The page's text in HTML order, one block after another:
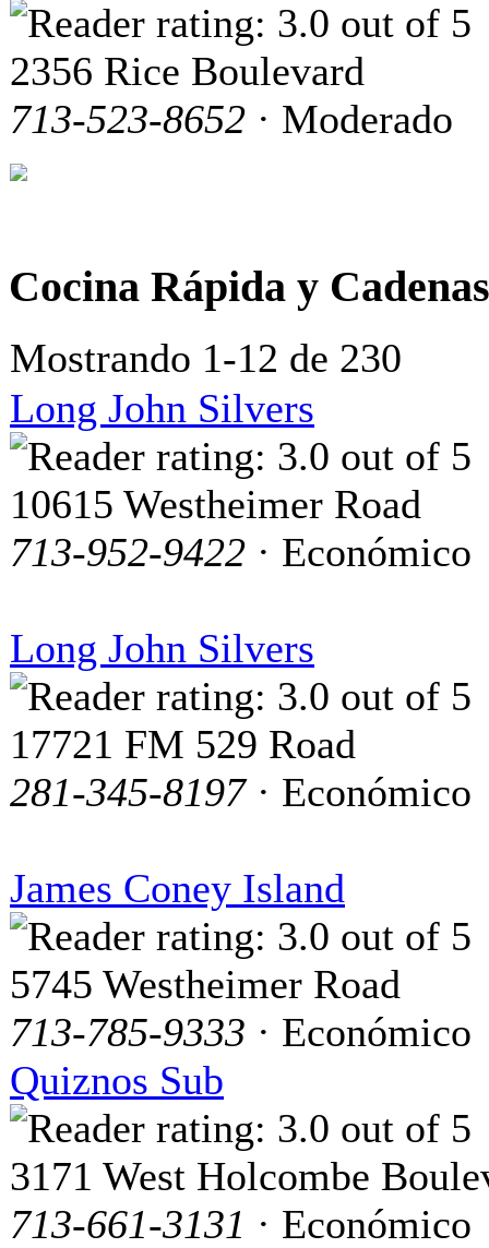
2356 Rice Boulevard
713-523-8652 · Moderado
Cocina Rápida y
Mostrando 1-12 de 230
Long John Silvers
10615 Westheimer Road
713-952-9422 · Económico
Long John Silvers
17721 FM 529 Road
281-345-8197· Económico
James Coney Island
5745 Westheimer Road
713-785-9333 · Económico
Quiznos Sub
3171 West Holcombe
713-661-3131 · Económico